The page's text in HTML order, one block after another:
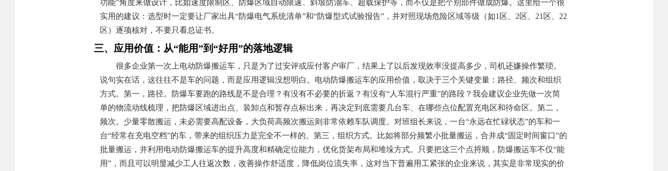
功能”角度来做设计，比如速度限制区、防爆区域自动限速、斜坡防溜车、超载保护等，而不仅是把个别部件做成防爆。这里给一个很
实用的建议：选型时一定要让厂家出具“防爆电气系统清单”和“防爆型式试验报告”，并对照现场危险区域等级（如1区、2区、21区、22
区）逐项核对，不要只看总证书。
三、应用价值：从“能用”到“好用”的落地逻辑
很多企业第一次上电动防爆搬运车，只是为了过安评或应付客户审厂，结果上了以后发现效率没提高多少，司机还嫌操作繁琐。
说句实在话，这往往不是车的问题，而是应用逻辑没想明白。电动防爆搬运车的应用价值，取决于三个关键变量：路径、频次和组织
方式。第一，路径。防爆车要跑的路线是不是合理？有没有不必要的折返？有没有“人车混行严重”的路段？我会建议企业先做一次简
单的物流动线梳理，把防爆区域进出点、装卸点和暂存点标出来，再决定到底需要几台车、在哪些点位配置充电区和待命区。第二，
频次。少量零散搬运，未必需要高配设备，大负荷高频次搬运则非常依赖车队调度。对班组长来说，一台“永远在忙碌状态”的车和一
台“经常在充电空档”的车，带来的组织压力是完全不一样的。第三，组织方式。比如将部分频繁小批量搬运，合并成“固定时间窗口”的
批量搬运，并利用电动防爆搬运车的提升高度和精确定位能力，优化货架布局和堆垛方式。只要把这三个点捋顺，防爆搬运车不仅“能
用”，而且可以明显减少工人往返次数，改善操作舒适度，降低岗位流失率，这对当下普遍用工紧张的企业来说，其实是非常现实的价